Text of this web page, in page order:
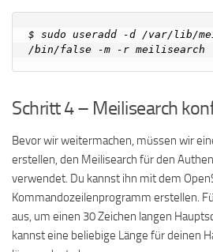
$ sudo useradd -d /var/lib/
Schritt 4 – Meilisearch
Bevor wir weitermachen, müssen wir
erstellen, den Meilisearch für den
verwendet. Du kannst ihn mit dem
Kommandozeilenprogramm erstellen.
aus, um einen 30 Zeichen langen
kannst eine beliebige Länge für deinen